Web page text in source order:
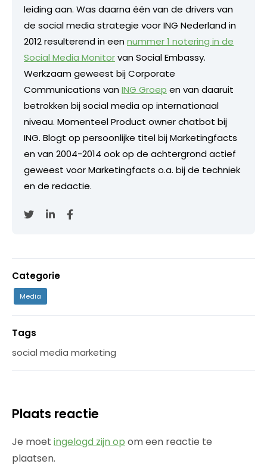
leiding aan. Was daarna één van de drivers van
de social media strategie voor ING Nederland in
2012 resulterend in eennummer 1 notering in de
Social Media Monitorvan Social Embassy.
Werkzaam geweest bij Corporate
Communications vanING Groep en van daaruit
betrokken bij social media op internationaal
niveau. Momenteel Product owner chatbot bij
ING. Blogt op persoonlijke titel bij Marketingfacts
en van 2004-2014 ook op de achtergrond actief
geweest voor Marketingfacts o.a. bij de techniek
en de redactie.
Categorie
Media
Tags
social media marketing
Plaats reactie
Je moet ingelogd zijn op om een reactie te
plaatsen.